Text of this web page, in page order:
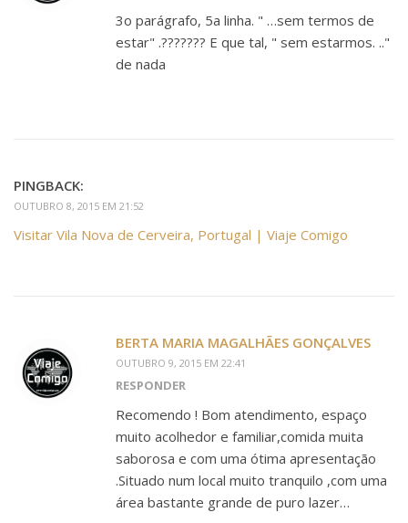
3o parágrafo, 5a linha. " …sem termos de
estar" .??????? E que tal, " sem estarmos. .."
de nada
PINGBACK:
OUTUBRO 8, 2015 EM 21:52
Visitar Vila Nova de Cerveira, Portugal | Viaje Comigo
BERTA MARIA MAGALHÃES GONÇALVES
OUTUBRO 9, 2015 EM 22:41
RESPONDER
Recomendo ! Bom atendimento, espaço
muito acolhedor e familiar,comida muita
saborosa e com uma ótima apresentação
.Situado num local muito tranquilo ,com uma
área bastante grande de puro lazer…